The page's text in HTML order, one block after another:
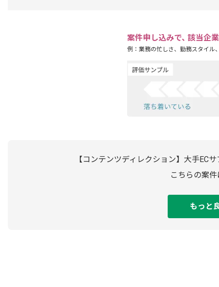
案件申し込みで､ 該当企
例：業務の忙しさ、勤務スタイル
【コンテンツディレクション】大手EC
こちらの案
もっと